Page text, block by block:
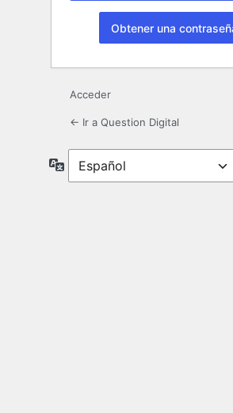
Acceder
← Ir a Question Digital
Idioma